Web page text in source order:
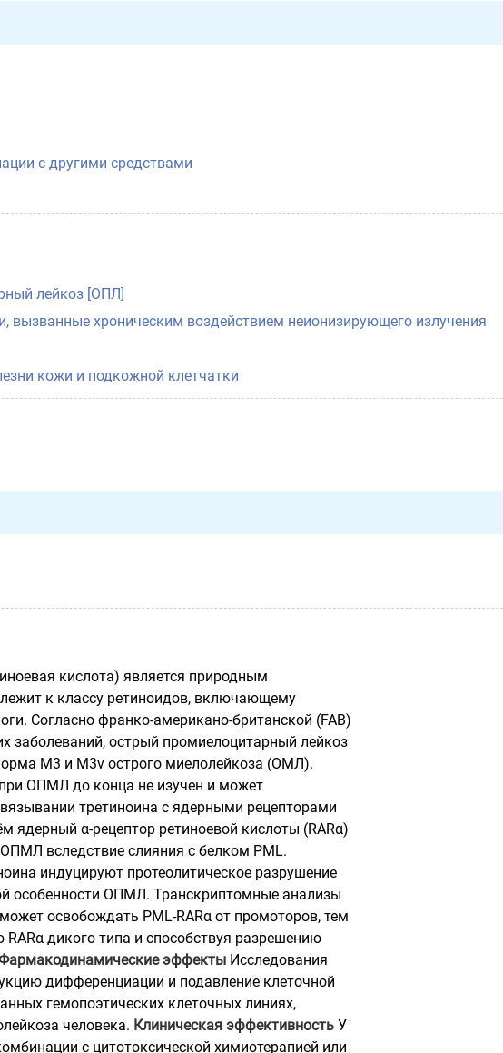
с другими средствами
лейкоз [ОПЛ]
вызванные хроническим воздействием неионизирующего излучения
кожи и подкожной клетчатки
кислота) является природным
к классу ретиноидов, включающему
Согласно франко-американо-британской (FAB)
заболеваний, острый промиелоцитарный лейкоз
М3 и М3v острого миелолейкоза (ОМЛ).
ОПМЛ до конца не изучен и может
третиноина с ядерными рецепторами
ядерный α-рецептор ретиноевой кислоты (RARα)
вследствие слияния с белком PML.
индуцируют протеолитическое разрушение
особенности ОПМЛ. Транскриптомные анализы
освобождать PML-RARα от промоторов, тем
дикого типа и способствуя разрешению
эффектыИсследования
дифференциации и подавление клеточной
гемопоэтических клеточных линиях,
человека. Клиническая эффективностьУ
с цитотоксической химиотерапией или